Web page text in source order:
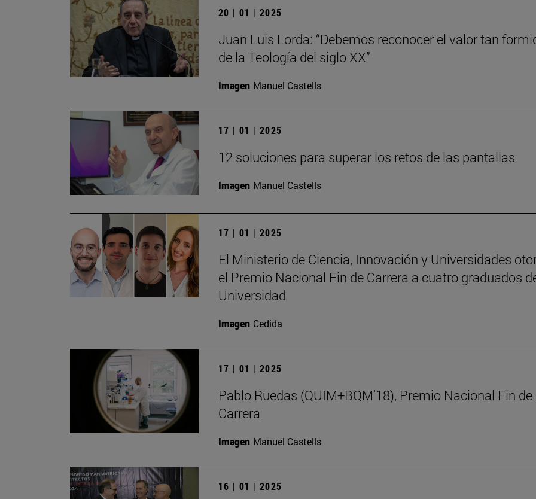
20 | 01 | 2025
Juan Luis Lorda: “Debemos reconocer el valor tan
de la Teología del siglo XX”
Imagen Manuel Castells
17 | 01 | 2025
12 soluciones para superar los retos de las pantallas
Imagen Manuel Castells
17 | 01 | 2025
El Ministerio de Ciencia, Innovación y Universidades
el Premio Nacional Fin de Carrera a cuatro graduados
Universidad
Imagen Cedida
17 | 01 | 2025
Pablo Ruedas (QUIM+BQM’18), Premio Nacional Fin de
Carrera
Imagen Manuel Castells
16 | 01 | 2025